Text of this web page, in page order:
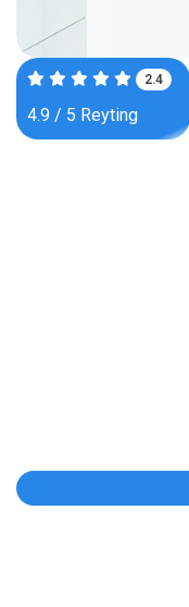
3.8
4.9 / 5 Reyting